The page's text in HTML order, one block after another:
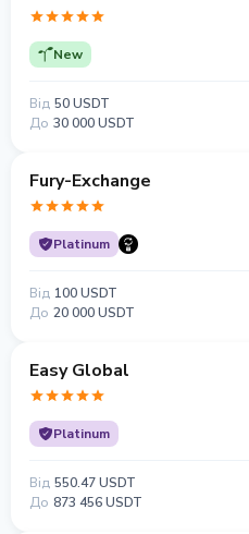
New
Від 50 USDT
До 30 000 USDT
Fury-Exchange
Platinum
Від 100 USDT
До 20 000 USDT
Easy Global
Platinum
Від 550.47 USDT
До 873 456 USDT